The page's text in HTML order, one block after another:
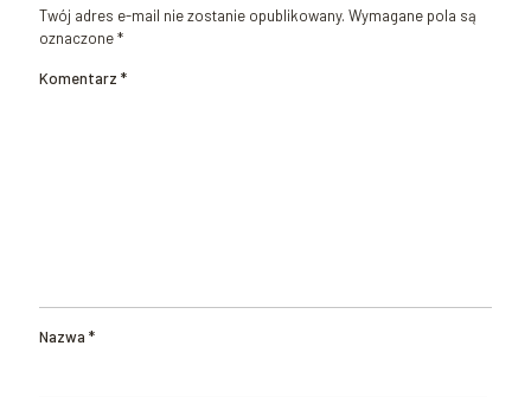
Twój adres e-mail nie zostanie opublikowany. Wymagane pola są
oznaczone*
Komentarz *
Nazwa *